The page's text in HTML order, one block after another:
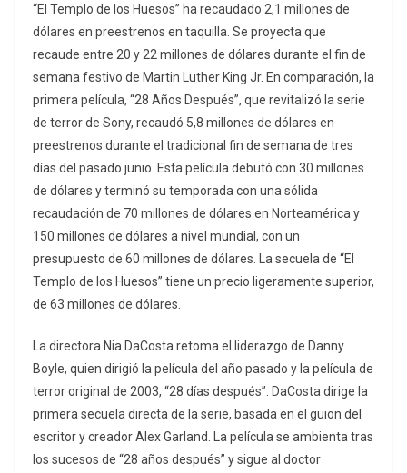
“El Templo de los Huesos” ha recaudado 2,1 millones de
dólares en preestrenos en taquilla. Se proyecta que
recaude entre 20 y 22 millones de dólares durante el fin de
semana festivo de Martin Luther King Jr. En comparación, la
primera película, “28 Años Después”, que revitalizó la serie
de terror de Sony, recaudó 5,8 millones de dólares en
preestrenos durante el tradicional fin de semana de tres
días del pasado junio. Esta película debutó con 30 millones
de dólares y terminó su temporada con una sólida
recaudación de 70 millones de dólares en Norteamérica y
150 millones de dólares a nivel mundial, con un
presupuesto de 60 millones de dólares. La secuela de “El
Templo de los Huesos” tiene un precio ligeramente superior,
de 63 millones de dólares.
La directora Nia DaCosta retoma el liderazgo de Danny
Boyle, quien dirigió la película del año pasado y la película de
terror original de 2003, “28 días después”. DaCosta dirige la
primera secuela directa de la serie, basada en el guion del
escritor y creador Alex Garland. La película se ambienta tras
los sucesos de “28 años después” y sigue al doctor